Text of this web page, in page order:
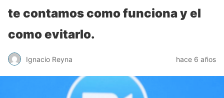
te contamos como funciona y el
como evitarlo.
Ignacio Reyna hace 6 años